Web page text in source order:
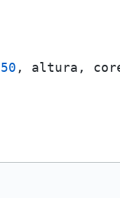
50 , altura,